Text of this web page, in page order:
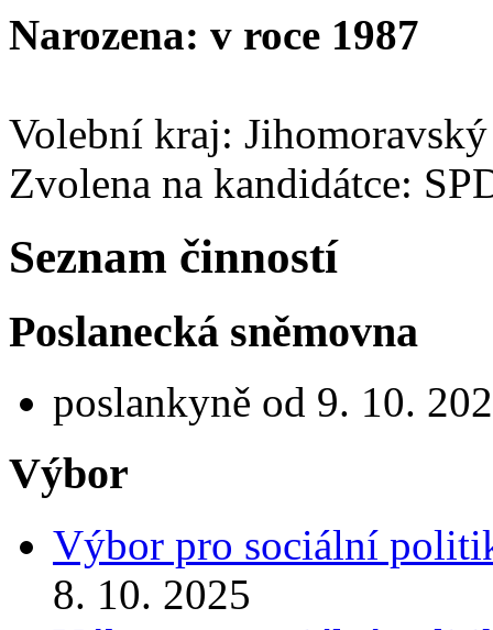
Narozena: v roce 1987
Volební kraj: Jihomoravský
Zvolena na kandidátce:
Seznam činností
Poslanecká sněmovna
poslankyně od 9. 10.
Výbor
Výbor pro sociální
8. 10. 2025